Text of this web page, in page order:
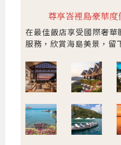
尊享峇裡島豪華
在最佳飯店享受國際奢華
服務，欣賞海島美景，留